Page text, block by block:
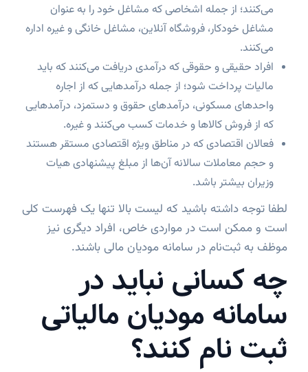
می‌کنند؛ از جمله اشخاصی که مشاغل خود را به عنوان
مشاغل خودکار، فروشگاه آنلاین، مشاغل خانگی و غیره اداره
می‌کنند.
افراد حقیقی و حقوقی که درآمدی دریافت می‌کنند که باید
مالیات پرداخت شود؛ از جمله درآمدهایی که از اجاره
واحدهای مسکونی، درآمدهای حقوق و دستمزد، درآمدهایی
که از فروش کالاها و خدمات کسب می‌کنند و غیره.
فعالان اقتصادی که در مناطق ویژه اقتصادی مستقر هستند
و حجم معاملات سالانه آن‌ها از مبلغ پیشنهادی هیات
وزیران بیشتر باشد.
لطفا توجه داشته باشید که لیست بالا تنها یک فهرست کلی
است و ممکن است در مواردی خاص، افراد دیگری نیز
موظف به ثبت‌نام در سامانه مودیان مالی باشند.
چه کسانی نباید در
سامانه مودیان مالیاتی
ثبت نام کنند؟